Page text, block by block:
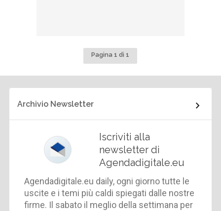
Pagina 1 di 1
Archivio Newsletter
Iscriviti alla
newsletter di
Agendadigitale.eu
Agendadigitale.eu daily, ogni giorno tutte le
uscite e i temi più caldi spiegati dalle nostre
firme. Il sabato il meglio della settimana per